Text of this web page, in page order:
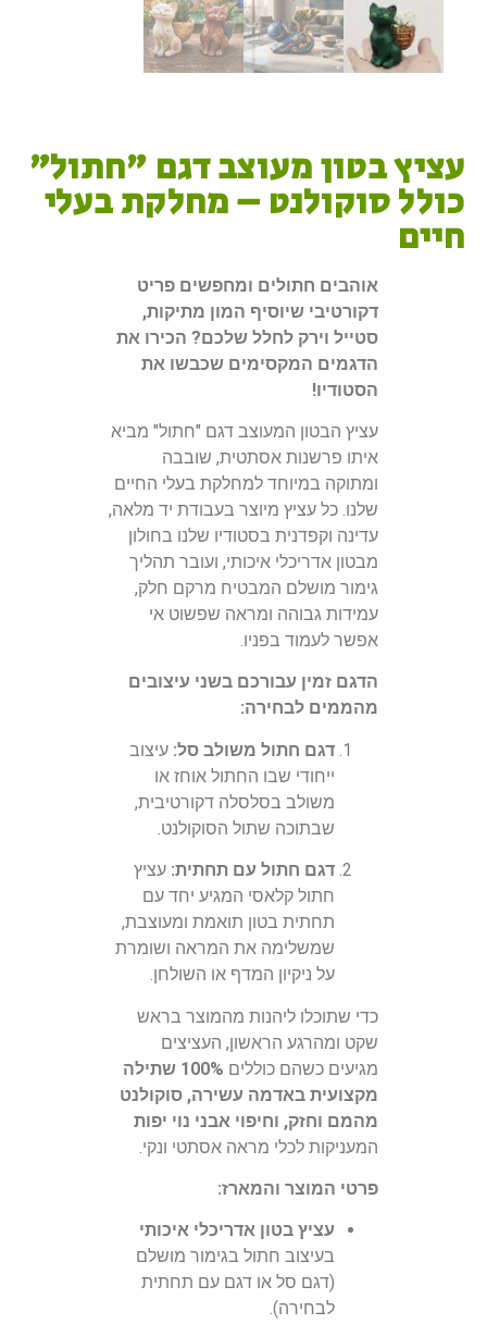
עציץ בטון מעוצב דגם "חתול"
כולל סוקולנט – מחלקת בעלי
חיים
אוהבים חתולים ומחפשים פריט
דקורטיבי שיוסיף המון מתיקות,
סטייל וירק לחלל שלכם? הכירו את
הדגמים המקסימים שכבשו את
הסטודיו!
עציץ הבטון המעוצב דגם "חתול" מביא
איתו פרשנות אסתטית, שובבה
ומתוקה במיוחד למחלקת בעלי החיים
שלנו. כל עציץ מיוצר בעבודת יד מלאה,
עדינה וקפדנית בסטודיו שלנו בחולון
מבטון אדריכלי איכותי, ועובר תהליך
גימור מושלם המבטיח מרקם חלק,
עמידות גבוהה ומראה שפשוט אי
אפשר לעמוד בפניו.
הדגם זמין עבורכם בשני עיצובים
מהממים לבחירה:
דגם חתול משולב סל: עיצוב
ייחודי שבו החתול אוחז או
משולב בסלסלה דקורטיבית,
שבתוכה שתול הסוקולנט.
דגם חתול עם תחתית: עציץ
חתול קלאסי המגיע יחד עם
תחתית בטון תואמת ומעוצבת,
שמשלימה את המראה ושומרת
על ניקיון המדף או השולחן.
כדי שתוכלו ליהנות מהמוצר בראש
שקט ומהרגע הראשון, העציצים
מגיעים כשהם כוללים
100% שתילה
מקצועית באדמה עשירה, סוקולנט
מהמם וחזק, וחיפוי אבני נוי יפות
המעניקות לכלי מראה אסתטי ונקי.
פרטי המוצר והמארז:
עציץ בטון אדריכלי איכותי
בעיצוב חתול בגימור מושלם
(דגם סל או דגם עם תחתית
לבחירה).